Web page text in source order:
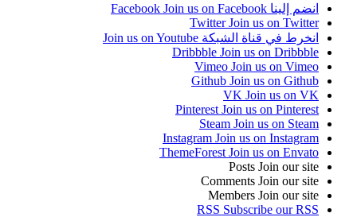
انضم إلينا Facebook Join us on Facebook
Twitter Join us on Twitter
انخرط في قناة الشبكة Join us on Youtube
Dribbble Join us on Dribbble
Vimeo Join us on Vimeo
Github Join us on Github
VK Join us on VK
Pinterest Join us on Pinterest
Steam Join us on Steam
Instagram Join us on Instagram
ThemeForest Join us on Envato
Posts Join our site
Comments Join our site
Members Join our site
RSS Subscribe our RSS